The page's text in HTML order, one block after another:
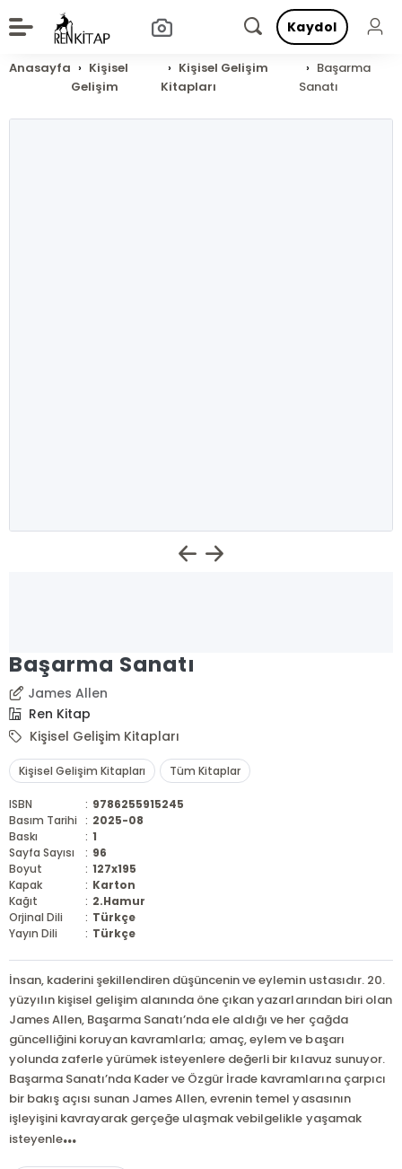
Kaydol
Anasayfa
Kişisel
Gelişim
Kişisel Gelişim
Kitapları
Başarma
Sanatı
Başarma Sanatı
James Allen
Ren Kitap
Kişisel Gelişim Kitapları
Kişisel Gelişim Kitapları Tüm Kitaplar
ISBN : 9786255915245
Basım Tarihi : 2025-08
Baskı
: 1
Sayfa Sayısı
: 96
Boyut
: 127x195
Kapak
: Karton
Kağıt
: 2.Hamur
Orjinal Dili
: Türkçe
Yayın Dili
: Türkçe
İnsan, kaderini şekillendiren düşüncenin ve eylemin ustasıdır. 20.
yüzyılın kişisel gelişim alanında öne çıkan yazarlarından biri olan
James Allen, Başarma Sanatı’nda ele aldığı ve her çağda
güncelliğini koruyan kavramlarla; amaç, eylem ve başarı
yolunda zaferle yürümek isteyenlere değerli bir kılavuz sunuyor.
Başarma Sanatı’nda Kader ve Özgür İrade kavramlarına çarpıcı
bir bakış açısı sunan James Allen, evrenin temel yasasının
işleyişini kavrayarak gerçeğe ulaşmak vebilgelikle yaşamak
isteyenle...